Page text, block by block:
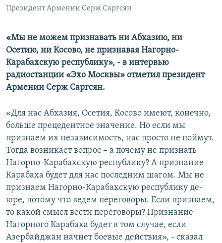
Президент Армении Серж Саргсян
«Мы не можем признавать ни Абхазию, ни
Осетию, ни Косово, не признавая Нагорно-
Карабахскую республику», - в интервью
радиостанции «Эхо Москвы» отметил президент
Армении Серж Саргсян.
«Для нас Абхазия, Осетия, Косово имеют, конечно,
больше прецедентное значение. Но если мы
признаем их независимость, нас просто не поймут.
Тогда возникает вопрос – а почему не признать
Нагорно-Карабахскую республику? А признание
Карабаха будет для нас последним шагом. Мы не
признаем Нагорно-Карабахскую республику де-
юре, потому что ведем переговоры. Если признаем,
то какой смысл вести переговоры? Признание
Нагорного Карабаха будет в том случае, если
Азербайджан начнет боевые действия», - сказал